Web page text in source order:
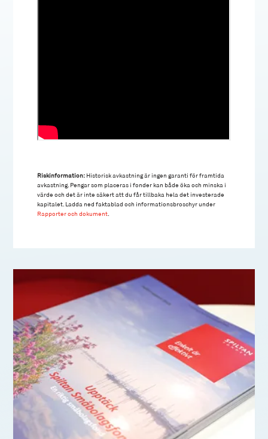
Riskinformation: Historisk avkastning är ingen garanti för framtida
avkastning. Pengar som placeras i fonder kan både öka och minska i
värde och det är inte säkert att du får tillbaka hela det investerade
kapitalet. Ladda ned faktablad och informationsbroschyr under
Rapporter och dokument